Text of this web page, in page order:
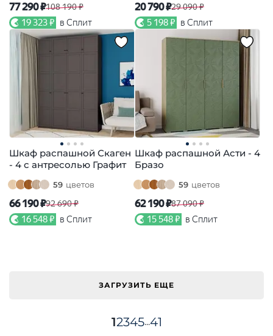
77 290 ₽108 190 ₽
19 323 ₽ в Сплит
20 790 ₽29 090 ₽
5 198 ₽ в Сплит
Шкаф распашной Скаген
- 4 с антресолью Графит
59 цветов
66 190 ₽92 690 ₽
16 548 ₽ в Сплит
Шкаф распашной Асти - 4
Бразо
59 цветов
62 190 ₽87 090 ₽
15 548 ₽ в Сплит
ЗАГРУЗИТЬ ЕЩЕ
12345...41